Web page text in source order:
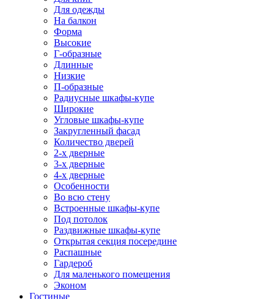
Для одежды
На балкон
Форма
Высокие
Г-образные
Длинные
Низкие
П-образные
Радиусные шкафы-купе
Широкие
Угловые шкафы-купе
Закругленный фасад
Количество дверей
2-х дверные
3-х дверные
4-х дверные
Особенности
Во всю стену
Встроенные шкафы-купе
Под потолок
Раздвижные шкафы-купе
Открытая секция посередине
Распашные
Гардероб
Для маленького помещения
Эконом
Гостиные